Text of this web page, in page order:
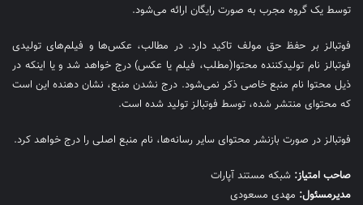
توسط یک گروه مجرب به صورت رایگان ارائه می‌شود.
فوتبالز بر حفظ حق مولف تاکید دارد. در مطالب، عکس‌ها و فیلم‌های تولیدی
فوتبالز نام تولیدکننده محتوا(مطلب، فیلم یا عکس) درج خواهد شد و یا اینکه در
ذیل محتوا نام منبع خاصی ذکر نمی‌‎شود. درج نشدن منبع، نشان دهنده این است
که محتوای منتشر شده، توسط فوتبالز تولید شده است.
فوتبالز در صورت بازنشر محتوای سایر رسانه‌ها، نام منبع اصلی را درج خواهد کرد.
صاحب امتیاز: شبکه مستند آپارات
مديرمسئول: مهدی مسعودی